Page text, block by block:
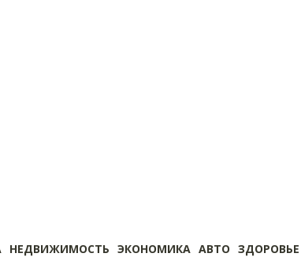
НЕДВИЖИМОСТЬ ЭКОНОМИКА АВТО ЗДОРОВЬЕ